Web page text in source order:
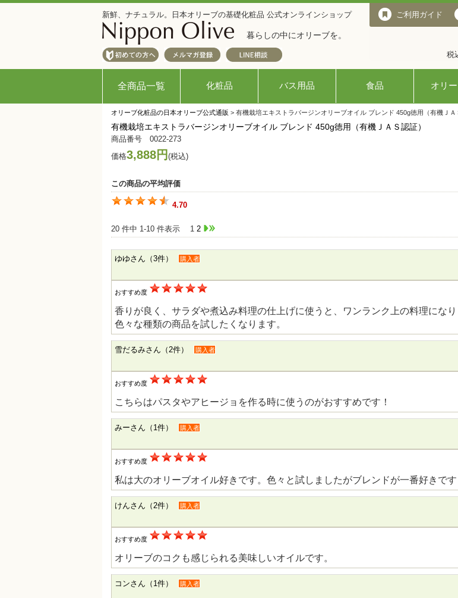
新鮮、ナチュラル。日本オリーブの基礎化粧品 公式オンラインショップ
暮らしの中にオリーブを。
ご利用ガイド
税
全商品一覧 化粧品 バス用品 食品 オリ
オリーブ化粧品の日本オリーブ公式通販 > 有機栽培エキストラバージンオリーブオイル ブレンド 450g徳用（有機Ｊ
有機栽培エキストラバージンオリーブオイル ブレンド 450g徳用（有機ＪＡＳ認証）
商品番号 0022-273
価格3,888円 (税込)
この商品の平均評価
4.70
20 件中 1-10 件表示 1 2
ゆゆさん（3件） 購入者
おすすめ度
香りが良く、サラダや煮込み料理の仕上げに使うと、ワンランク上の料理にな
色々な種類の商品を試したくなります。
雪だるみさん（2件） 購入者
おすすめ度
こちらはパスタやアヒージョを作る時に使うのがおすすめです！
みーさん（1件） 購入者
おすすめ度
私は大のオリーブオイル好きです。色々と試しましたがブレンドが一番好きで
けんさん（2件） 購入者
おすすめ度
オリーブのコクも感じられる美味しいオイルです。
コンさん（1件） 購入者